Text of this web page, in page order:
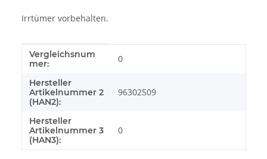
Irrtümer vorbehalten.
Produkteigenschaft
Wert
Vergleichsnum
mer:
0
Hersteller
Artikelnummer 2
(HAN2):
96302509
Hersteller
Artikelnummer 3
(HAN3):
0